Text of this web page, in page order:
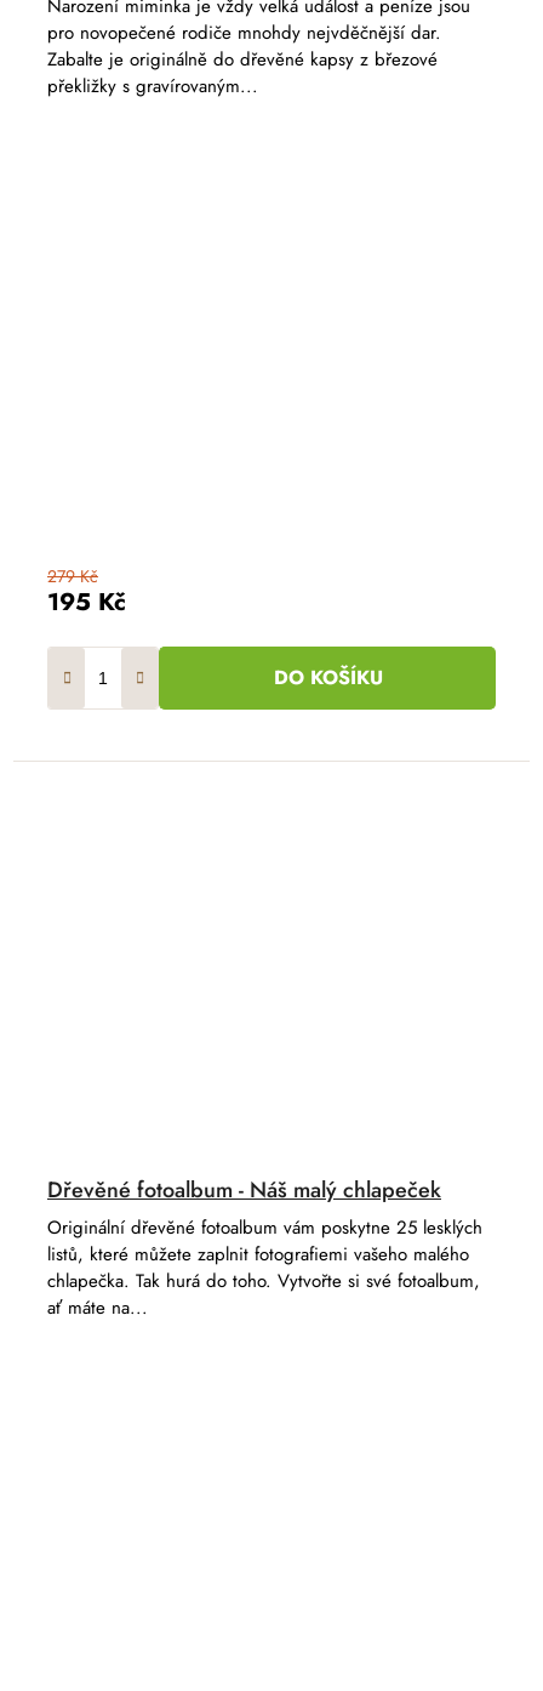
195 Kč
279 Kč
DO KOŠÍKU
Narození miminka je vždy velká událost a peníze jsou
pro novopečené rodiče mnohdy nejvděčnější dar.
Zabalte je originálně do dřevěné kapsy z březové
překližky s gravírovaným...
Dřevěné fotoalbum - Náš malý chlapeček
Originální dřevěné fotoalbum vám poskytne 25 lesklých
listů, které můžete zaplnit fotografiemi vašeho malého
chlapečka. Tak hurá do toho. Vytvořte si své fotoalbum,
ať máte na...